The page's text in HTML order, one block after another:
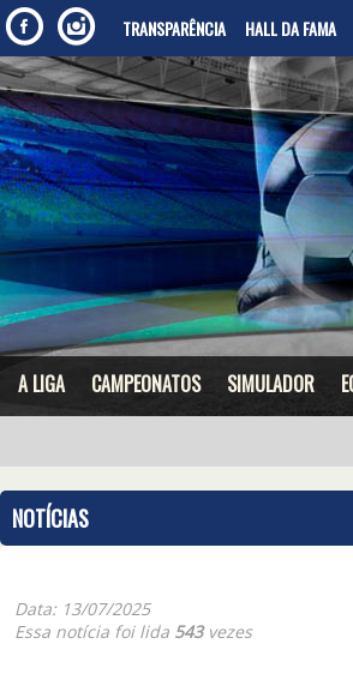
TRANSPARÊNCIA HALL DA FAMA
A LIGA CAMPEONATOS SIMULADOR
NOTÍCIAS
Data: 13/07/2025
Essa notícia foi lida 543vezes